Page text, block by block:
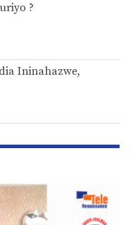
?
Ininahazwe,